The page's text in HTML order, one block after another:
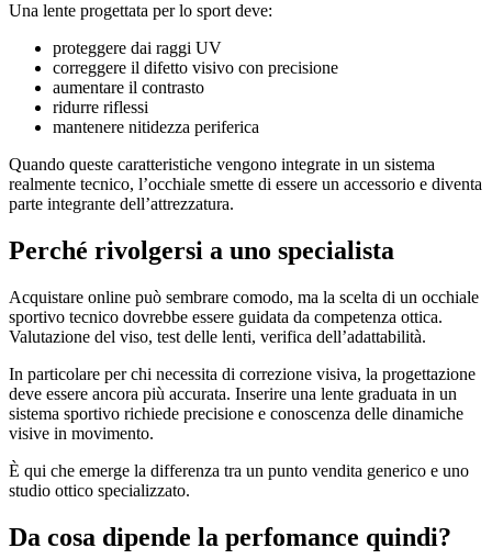
Una lente progettata per lo sport deve:
proteggere dai raggi UV
correggere il difetto visivo con precisione
aumentare il contrasto
ridurre riflessi
mantenere nitidezza periferica
Quando queste caratteristiche vengono integrate in un sistema
realmente tecnico, l’occhiale smette di essere un accessorio e diventa
parte integrante dell’attrezzatura.
Perché rivolgersi a uno specialista
Acquistare online può sembrare comodo, ma la scelta di un occhiale
sportivo tecnico dovrebbe essere guidata da competenza ottica.
Valutazione del viso, test delle lenti, verifica dell’adattabilità.
In particolare per chi necessita di correzione visiva, la progettazione
deve essere ancora più accurata. Inserire una lente graduata in un
sistema sportivo richiede precisione e conoscenza delle dinamiche
visive in movimento.
È qui che emerge la differenza tra un punto vendita generico e uno
studio ottico specializzato.
Da cosa dipende la perfomance quindi?